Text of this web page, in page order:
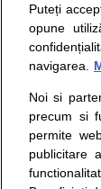
Puteți
opune
navigarea.
Noi si
precum si
permite
publicitare